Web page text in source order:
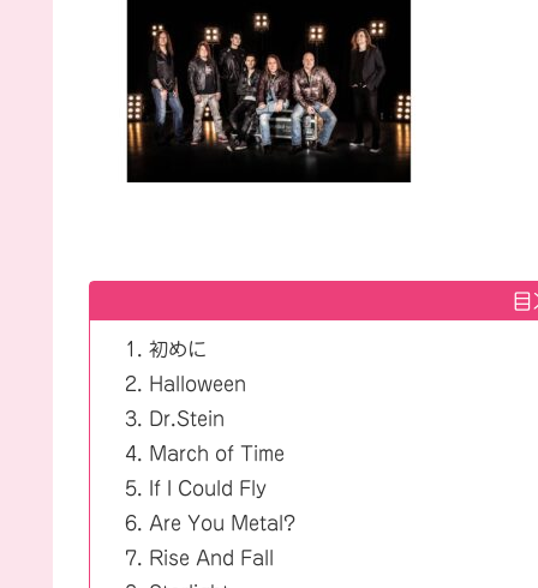
初めに
Halloween
Dr.Stein
March of Time
If I Could Fly
Are You Metal?
Rise And Fall